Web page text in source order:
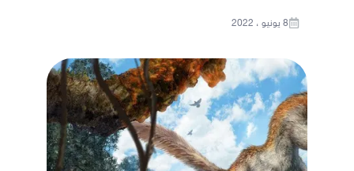
8 يونيو ، 2022